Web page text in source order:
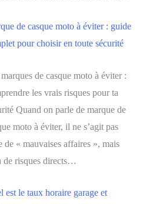
de casque moto à éviter : guide
pour choisir en toute sécurité
de casque moto à éviter :
les vrais risques pour ta
Quand on parle de marque de
moto à éviter, il ne s’agit pas
de « mauvaises affaires », mais
de risques directs…
est le taux horaire garage et